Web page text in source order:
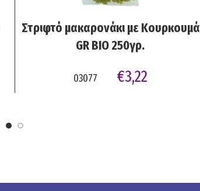
ADD TO CART
Στριφτό μακαρονάκι με Κουρκουμά
GR BIO 250γρ.
03077 €3,22